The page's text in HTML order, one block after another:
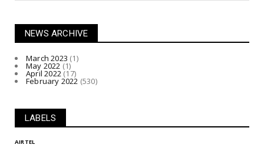
NEWS ARCHIVE
March 2023 (1)
May 2022 (1)
April 2022 (17)
February 2022 (530)
LABELS
AIRTEL